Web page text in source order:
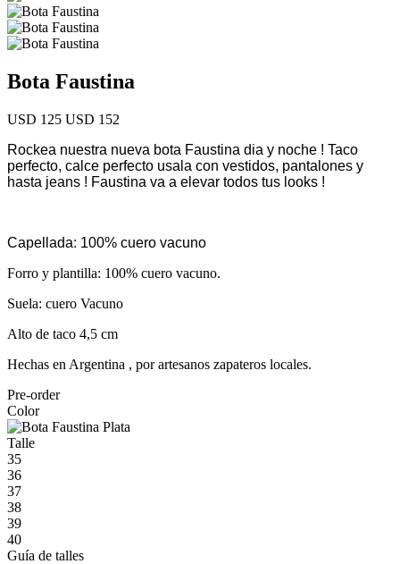
Bota Faustina
USD 125 USD 152
Rockea nuestra nueva bota Faustina dia y noche ! Taco
perfecto, calce perfecto usala con vestidos, pantalones y
hasta jeans ! Faustina va a elevar todos tus looks !
Capellada: 100% cuero vacuno
Forro y plantilla: 100% cuero vacuno.
Suela: cuero Vacuno
Alto de taco 4,5 cm
Hechas en Argentina , por artesanos zapateros locales.
Pre-order
Color
Talle
35
36
37
38
39
40
Guía de talles